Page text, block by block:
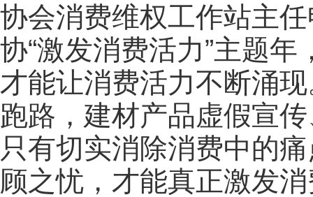
协会消费维权工作站主
协“激发消费活力”主题
才能让消费活力不断涌
跑路，建材产品虚假宣
只有切实消除消费中的
顾之忧，才能真正激发